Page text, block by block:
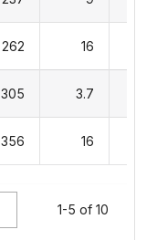
262 16
305 3.7
356 16
1-5 of 10